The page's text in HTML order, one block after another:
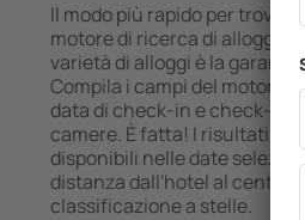
Il modo più rapido per
motore di ricerca di alloggi
varietà di alloggi è la
Compila i campi del motore
data di check-in e check-
camere. È fatta! I risultati
disponibili nelle date
distanza dall'hotel al centro
classificazione a stelle.